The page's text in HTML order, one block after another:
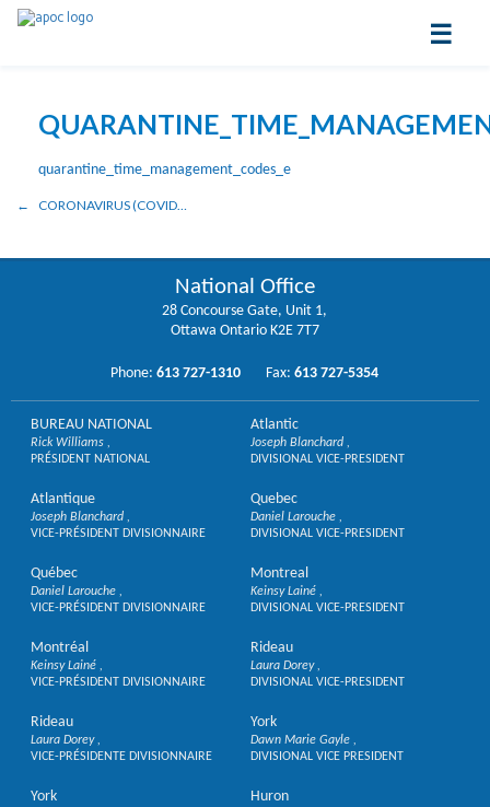
☰
quarantine_time_management_codes_e
CORONAVIRUS (COVID-19): UPDATED PROCESS FOR ENTERING SPECIAL LEAVE IN SAP
National Office
28 Concourse Gate, Unit 1,
Ottawa Ontario K2E 7T7
Phone:613 727-1310 Fax:613 727-5354
BUREAU NATIONAL
Rick Williams
PRÉSIDENT NATIONAL
Atlantic
Joseph Blanchard
DIVISIONAL VICE-PRESIDENT
Atlantique
Joseph Blanchard
VICE-PRÉSIDENT DIVISIONNAIRE
Quebec
Daniel Larouche
DIVISIONAL VICE-PRESIDENT
Québec
Daniel Larouche
VICE-PRÉSIDENT DIVISIONNAIRE
Montreal
Keinsy Lainé
DIVISIONAL VICE-PRESIDENT
Montréal
Keinsy Lainé
VICE-PRÉSIDENT DIVISIONNAIRE
Rideau
Laura Dorey
DIVISIONAL VICE-PRESIDENT
Rideau
Laura Dorey
VICE-PRÉSIDENTE DIVISIONNAIRE
York
Dawn Marie Gayle
DIVISIONAL VICE PRESIDENT
York Huron